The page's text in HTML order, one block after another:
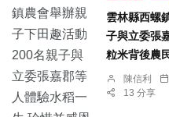
雲林縣西螺
子與立委張
粒米背後農
陳信利
13 分享